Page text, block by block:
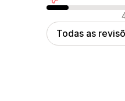
Avaliações
Todas as